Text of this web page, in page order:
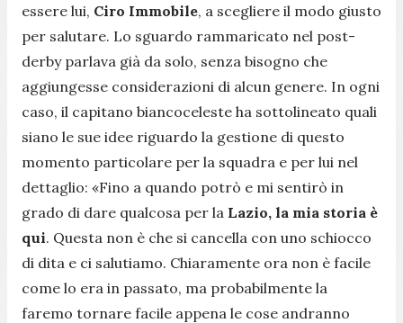
essere lui, Ciro Immobile, a scegliere il modo giusto
per salutare. Lo sguardo rammaricato nel post-
derby parlava già da solo, senza bisogno che
aggiungesse considerazioni di alcun genere. In ogni
caso, il capitano biancoceleste ha sottolineato quali
siano le sue idee riguardo la gestione di questo
momento particolare per la squadra e per lui nel
dettaglio: «Fino a quando potrò e mi sentirò in
grado di dare qualcosa per la Lazio, la mia storia è
qui. Questa non è che si cancella con uno schiocco
di dita e ci salutiamo. Chiaramente ora non è facile
come lo era in passato, ma probabilmente la
faremo tornare facile appena le cose andranno